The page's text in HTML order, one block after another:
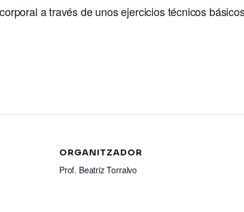
a través de unos ejercicios técnicos
ORGANITZADOR
Prof. Beatriz Torralvo